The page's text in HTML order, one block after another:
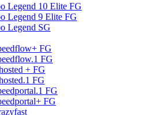
Legend 10 Elite FG
Legend 9 Elite FG
Legend SG
FG
FG
+ FG
FG
FG
FG